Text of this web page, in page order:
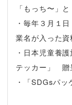
「もっち〜」
・毎年３月１
業名が入った
・日本児童養
テッカー」 贈
・「SDGsパ